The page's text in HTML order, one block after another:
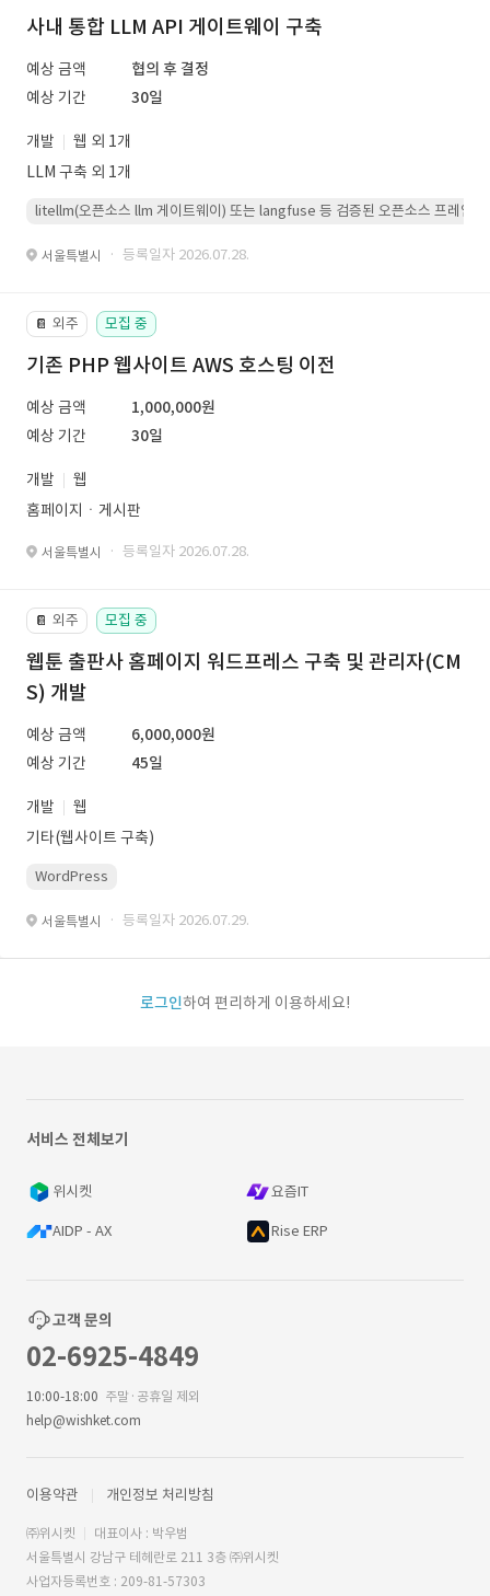
사내 통합 LLM API 게이트웨이 구축
예상 금액
협의 후 결정
예상 기간
30일
개발
웹 외 1개
LLM 구축 외 1개
litellm(오픈소스 llm 게이트웨이) 또는 langfuse 등 검증된 오픈소스 프레임워
서울특별시 · 등록일자 2026.07.28.
📔 외주 모집 중
기존 PHP 웹사이트 AWS 호스팅 이전
예상 금액
1,000,000원
예상 기간
30일
개발
웹
홈페이지ㆍ게시판
서울특별시 · 등록일자 2026.07.28.
📔 외주 모집 중
웹툰 출판사 홈페이지 워드프레스 구축 및 관리자(CM
S) 개발
예상 금액
6,000,000원
예상 기간
45일
개발
웹
기타(웹사이트 구축)
WordPress
서울특별시 · 등록일자 2026.07.29.
로그인하여 편리하게 이용하세요!
서비스 전체보기
위시켓 요즘IT
AIDP - AX Rise ERP
고객 문의
02-6925-4849
10:00-18:00 주말·공휴일 제외
help@wishket.com
이용약관 개인정보 처리방침
㈜위시켓
대표이사 : 박우범
서울특별시 강남구 테헤란로 211 3층 ㈜위시켓
사업자등록번호 : 209-81-57303